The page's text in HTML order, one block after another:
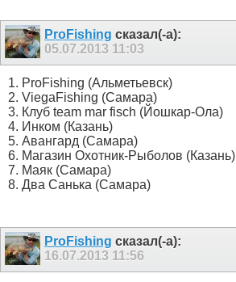
ProFishing сказал(-а):
05.07.2013 11:03
1. ProFishing (Альметьевск)
2. ViegaFishing (Самара)
3. Клуб team mar fisch (Йошкар-Ола)
4. Инком (Казань)
5. Авангард (Самара)
6. Магазин Охотник-Рыболов (Казань)
7. Маяк (Самара)
8. Два Санька (Самара)
ProFishing сказал(-а):
16.07.2013 11:56